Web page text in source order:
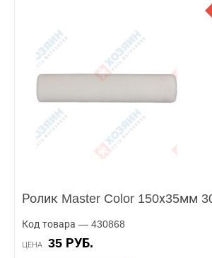
Ролик Master Color 150х35мм
Код товара — 430868
ЦЕНА 35 РУБ.